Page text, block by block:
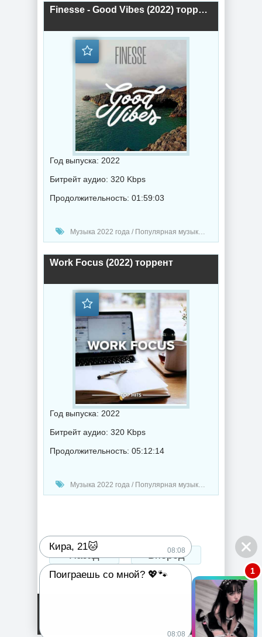
Finesse - Good Vibes (2022) торрент
Год выпуска: 2022
Битрейт аудио: 320 Kbps
Продолжительность: 01:59:03
Музыка 2022 года / Популярная музыка / Рок - альтернативная музыка / Поп музыка / Музыка VA / RnB music
Work Focus (2022) торрент
Год выпуска: 2022
Битрейт аудио: 320 Kbps
Продолжительность: 05:12:14
Музыка 2022 года / Популярная музыка / Классическая музыка / Музыка VA
Назад Вперед
Кира, 21🐱 08:08
Поиграешь со мной? 💖🐾
08:08
1